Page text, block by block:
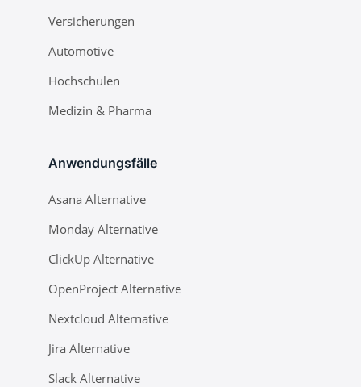
Versicherungen
Automotive
Hochschulen
Medizin & Pharma
Anwendungsfälle
Asana Alternative
Monday Alternative
ClickUp Alternative
OpenProject Alternative
Nextcloud Alternative
Jira Alternative
Slack Alternative